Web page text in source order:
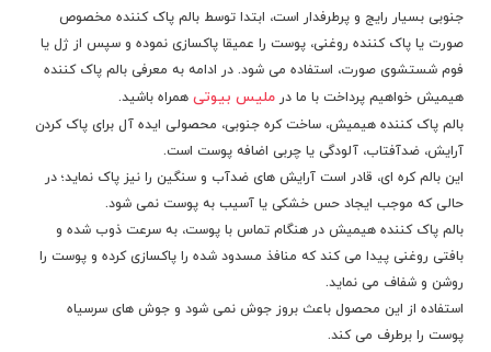
جنوبی بسیار رایج و پرطرفدار است، ابتدا توسط بالم پاک کننده مخصوص
صورت یا پاک کننده روغنی، پوست را عمیقا پاکسازی نموده و سپس از ژل یا
فوم شستشوی صورت، استفاده می شود. در ادامه به معرفی بالم پاک کننده
هیمیش خواهیم پرداخت با ما در ملیس بیوتی همراه باشید.
بالم پاک کننده هیمیش، ساخت کره جنوبی، محصولی ایده آل برای پاک کردن
آرایش، ضدآفتاب، آلودگی یا چربی اضافه پوست است.
این بالم کره ای، قادر است آرایش های ضدآب و سنگین را نیز پاک نماید؛ در
حالی که موجب ایجاد حس خشکی یا آسیب به پوست نمی شود.
بالم پاک کننده هیمیش در هنگام تماس با پوست، به سرعت ذوب شده و
بافتی روغنی پیدا می کند که منافذ مسدود شده را پاکسازی کرده و پوست را
روشن و شفاف می نماید.
استفاده از این محصول باعث بروز جوش نمی شود و جوش های سرسیاه
پوست را برطرف می کند.